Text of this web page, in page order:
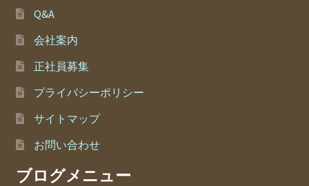
Q&A
会社案内
正社員募集
プライバシーポリシー
サイトマップ
お問い合わせ
ブログメニュー